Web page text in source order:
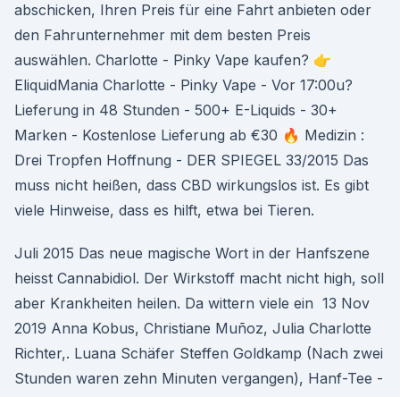
abschicken, Ihren Preis für eine Fahrt anbieten oder
den Fahrunternehmer mit dem besten Preis
auswählen. Charlotte - Pinky Vape kaufen? 👉
EliquidMania Charlotte - Pinky Vape - Vor 17:00u?
Lieferung in 48 Stunden - 500+ E-Liquids - 30+
Marken - Kostenlose Lieferung ab €30 🔥 Medizin :
Drei Tropfen Hoffnung - DER SPIEGEL 33/2015 Das
muss nicht heißen, dass CBD wirkungslos ist. Es gibt
viele Hinweise, dass es hilft, etwa bei Tieren.
Juli 2015 Das neue magische Wort in der Hanfszene
heisst Cannabidiol. Der Wirkstoff macht nicht high, soll
aber Krankheiten heilen. Da wittern viele ein 13 Nov
2019 Anna Kobus, Christiane Muñoz, Julia Charlotte
Richter,. Luana Schäfer Steffen Goldkamp (Nach zwei
Stunden waren zehn Minuten vergangen), Hanf-Tee -